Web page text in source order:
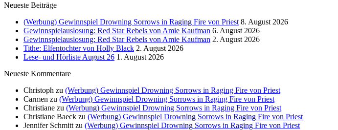
Neueste Beiträge
(Werbung) Gewinnspiel Drowning Sorrows in Raging Fire von Priest 8. August 2026
Gewinnspielauslosung: Red Star Rebels von Amie Kaufman 6. August 2026
Gewinnspielauslosung: Red Star Rebels von Amie Kaufman 2. August 2026
Tithe: Elfentochter von Holly Black 2. August 2026
Lese- und Hörliste August 26 1. August 2026
Neueste Kommentare
Christoph zu (Werbung) Gewinnspiel Drowning Sorrows in Raging Fire von Priest
Carmen zu (Werbung) Gewinnspiel Drowning Sorrows in Raging Fire von Priest
Christiane zu (Werbung) Gewinnspiel Drowning Sorrows in Raging Fire von Priest
Christiane Baeck zu (Werbung) Gewinnspiel Drowning Sorrows in Raging Fire von Priest
Jennifer Schmitt zu (Werbung) Gewinnspiel Drowning Sorrows in Raging Fire von Priest